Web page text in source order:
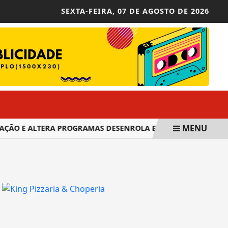
SEXTA-FEIRA, 07 DE AGOSTO DE 2026
E ALTERA PROGRAMAS DESENROLA E MINHA CASA,...
MENU